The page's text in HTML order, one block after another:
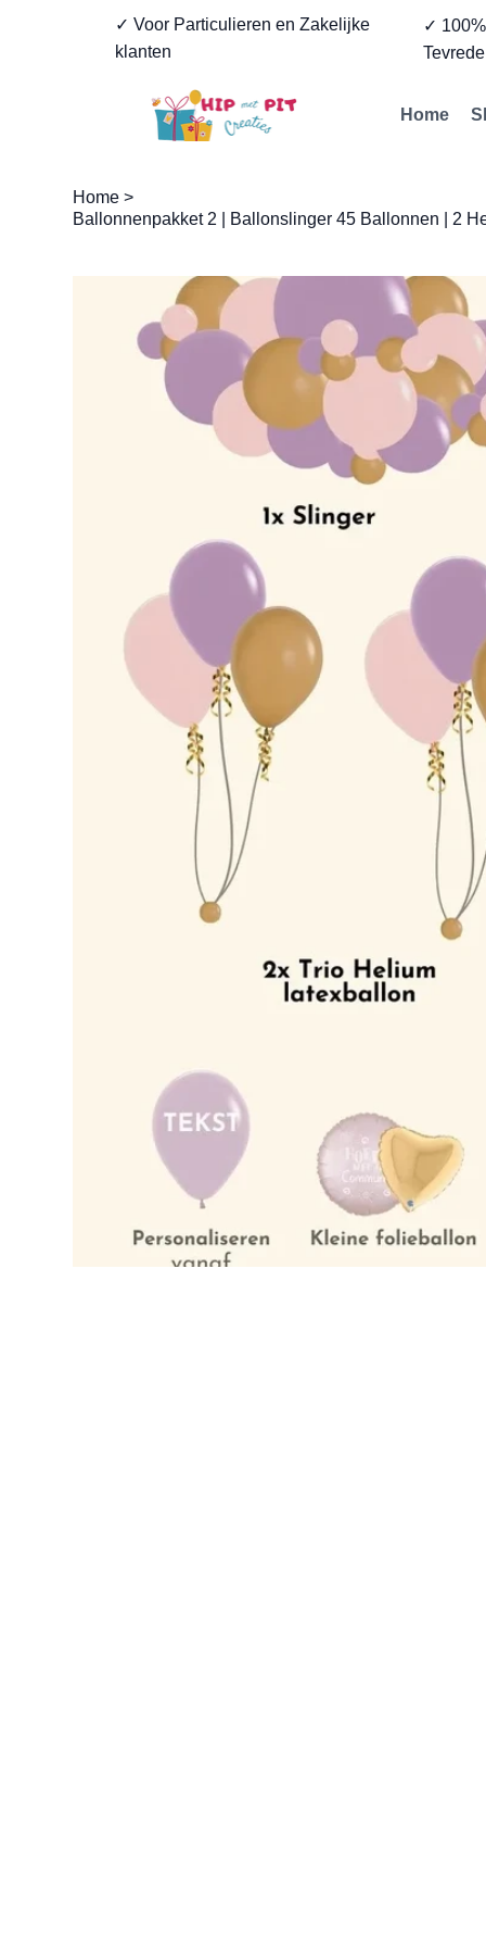
✓ Voor Particulieren en Zakelijke
klanten
✓ 100%
Home
Home >
Ballonnenpakket 2 | Ballonslinger 45 Ballonnen | 2